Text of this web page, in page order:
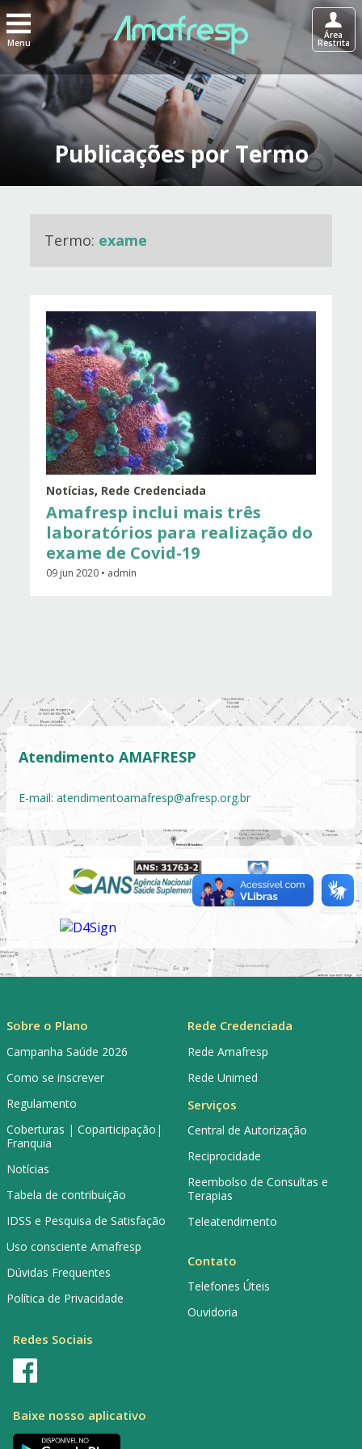
Menu
Área
Restrita
Publicações por Termo
Termo: exame
Notícias, Rede Credenciada
Amafresp inclui mais três
laboratórios para realização do
exame de Covid-19
09 jun 2020 • admin
Atendimento AMAFRESP
E-mail: atendimentoamafresp@afresp.org.br
Sobre o Plano
Campanha Saúde 2026
Como se inscrever
Regulamento
Coberturas | Coparticipação|
Franquia
Notícias
Tabela de contribuição
IDSS e Pesquisa de Satisfação
Uso consciente Amafresp
Dúvidas Frequentes
Política de Privacidade
Rede Credenciada
Rede Amafresp
Rede Unimed
Serviços
Central de Autorização
Reciprocidade
Reembolso de Consultas e
Terapias
Teleatendimento
Contato
Telefones Úteis
Ouvidoria
Redes Sociais
Baixe nosso aplicativo